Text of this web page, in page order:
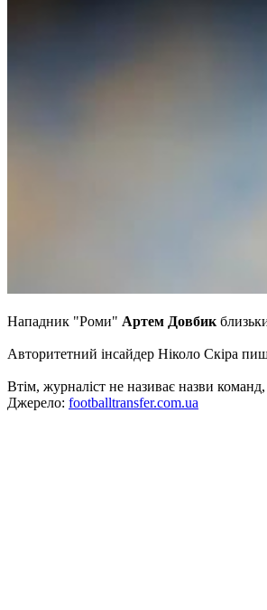
Нападник "Роми" Артем Довбик
Авторитетний інсайдер Ніколо Скіра
Втім, журналіст не називає назви
Джерело: footballtransfer.com.ua